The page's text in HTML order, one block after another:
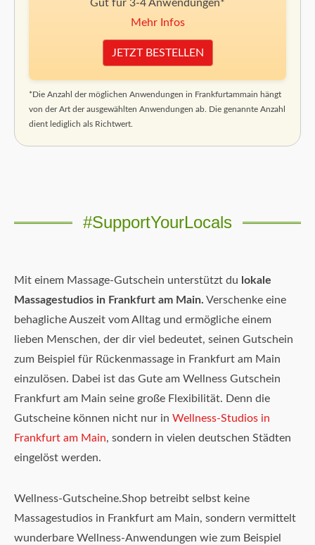
Gut für 3-4 Anwendungen*
Mehr Infos
JETZT BESTELLEN
*Die Anzahl der möglichen Anwendungen in Frankfurtammain hängt
von der Art der ausgewählten Anwendungen ab. Die genannte Anzahl
dient lediglich als Richtwert.
#SupportYourLocals
Mit einem Massage-Gutschein unterstützt du lokale
Massagestudios in Frankfurt am Main. Verschenke eine
behagliche Auszeit vom Alltag und ermögliche einem
lieben Menschen, der dir viel bedeutet, seinen Gutschein
zum Beispiel für Rückenmassage in Frankfurt am Main
einzulösen. Dabei ist das Gute am Wellness Gutschein
Frankfurt am Main seine große Flexibilität. Denn die
Gutscheine können nicht nur in Wellness-Studios in
Frankfurt am Main, sondern in vielen deutschen Städten
eingelöst werden.
Wellness-Gutscheine.Shop betreibt selbst keine
Massagestudios in Frankfurt am Main, sondern vermittelt
wunderbare Wellness-Anwendungen wie zum Beispiel